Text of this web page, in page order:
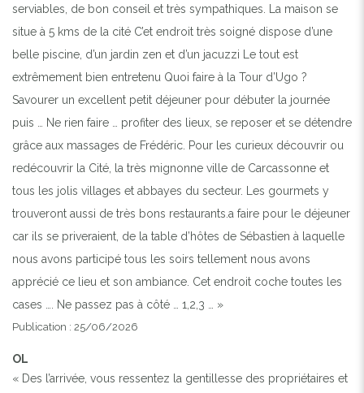
serviables, de bon conseil et très sympathiques. La maison se
situe à 5 kms de la cité C’et endroit très soigné dispose d’une
belle piscine, d’un jardin zen et d’un jacuzzi Le tout est
extrêmement bien entretenu Quoi faire à la Tour d’Ugo ?
Savourer un excellent petit déjeuner pour débuter la journée
puis … Ne rien faire … profiter des lieux, se reposer et se détendre
grâce aux massages de Frédéric. Pour les curieux découvrir ou
redécouvrir la Cité, la très mignonne ville de Carcassonne et
tous les jolis villages et abbayes du secteur. Les gourmets y
trouveront aussi de très bons restaurants.a faire pour le déjeuner
car ils se priveraient, de la table d’hôtes de Sébastien à laquelle
nous avons participé tous les soirs tellement nous avons
apprécié ce lieu et son ambiance. Cet endroit coche toutes les
cases …. Ne passez pas à côté … 1,2,3 … »
Publication : 25/06/2026
OL
« Des l’arrivée, vous ressentez la gentillesse des propriétaires et